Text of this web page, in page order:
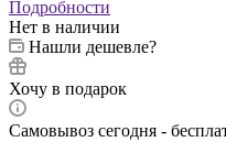
Подробности
Нет в наличии
Нашли дешевле?
Хочу в подарок
Самовывоз сегодня -